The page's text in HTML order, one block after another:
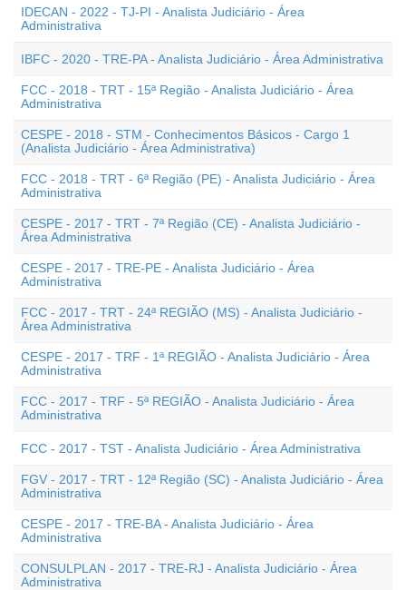
IDECAN - 2022 - TJ-PI - Analista Judiciário - Área
Administrativa
IBFC - 2020 - TRE-PA - Analista Judiciário - Área Administrativa
FCC - 2018 - TRT - 15ª Região - Analista Judiciário - Área
Administrativa
CESPE - 2018 - STM - Conhecimentos Básicos - Cargo 1
(Analista Judiciário - Área Administrativa)
FCC - 2018 - TRT - 6ª Região (PE) - Analista Judiciário - Área
Administrativa
CESPE - 2017 - TRT - 7ª Região (CE) - Analista Judiciário -
Área Administrativa
CESPE - 2017 - TRE-PE - Analista Judiciário - Área
Administrativa
FCC - 2017 - TRT - 24ª REGIÃO (MS) - Analista Judiciário -
Área Administrativa
CESPE - 2017 - TRF - 1ª REGIÃO - Analista Judiciário - Área
Administrativa
FCC - 2017 - TRF - 5ª REGIÃO - Analista Judiciário - Área
Administrativa
FCC - 2017 - TST - Analista Judiciário - Área Administrativa
FGV - 2017 - TRT - 12ª Região (SC) - Analista Judiciário - Área
Administrativa
CESPE - 2017 - TRE-BA - Analista Judiciário - Área
Administrativa
CONSULPLAN - 2017 - TRE-RJ - Analista Judiciário - Área
Administrativa